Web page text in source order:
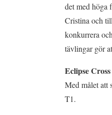
det med höga
Cristina och
konkurrera
tävlingar gör
Eclipse
Med målet att
T1.